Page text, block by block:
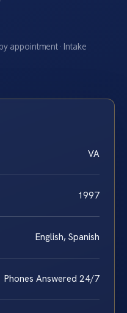
appointment · Intake
VA
1997
English, Spanish
Phones Answered 24/7